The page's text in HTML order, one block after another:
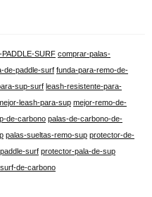
PADDLE-SURF comprar-palas-
de-paddle-surf funda-para-remo-de-
sup-surf leash-resistente-para-
leash-para-sup mejor-remo-de-
de-carbono palas-de-carbono-de-
palas-sueltas-remo-sup protector-de-
surf protector-pala-de-sup
de-carbono